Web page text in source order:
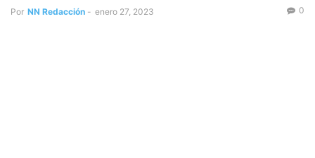
Por NN Redacción - enero 27, 2023 0